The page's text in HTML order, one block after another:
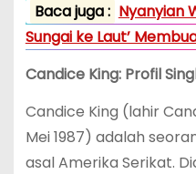
Baca juga : Nyanyian
Sungai ke Laut’
Candice King: Profil
Candice King (lahir
Mei 1987) adalah
asal Amerika Serikat.